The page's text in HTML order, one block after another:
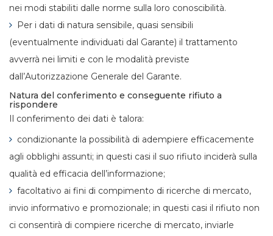
nei modi stabiliti dalle norme sulla loro conoscibilità.
Per i dati di natura sensibile, quasi sensibili
(eventualmente individuati dal Garante) il trattamento
avverrà nei limiti e con le modalità previste
dall’Autorizzazione Generale del Garante.
Natura del conferimento e conseguente rifiuto a
rispondere
Il conferimento dei dati è talora:
condizionante la possibilità di adempiere efficacemente
agli obblighi assunti; in questi casi il suo rifiuto inciderà sulla
qualità ed efficacia dell’informazione;
facoltativo ai fini di compimento di ricerche di mercato,
invio informativo e promozionale; in questi casi il rifiuto non
ci consentirà di compiere ricerche di mercato, inviarle